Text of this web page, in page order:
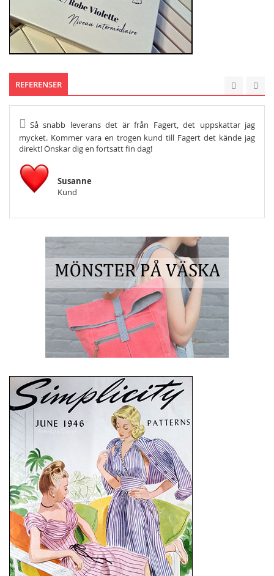
REFERENSER
Så snabb leverans det är från Fagert, det uppskattar jag
mycket. Kommer vara en trogen kund till Fagert det kände jag
direkt! Önskar dig en fortsatt fin dag!
Susanne
Kund